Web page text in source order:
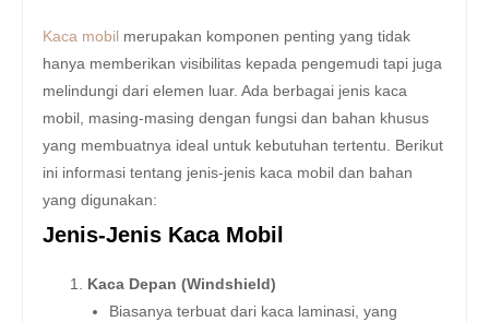
Kaca mobil merupakan komponen penting yang tidak
hanya memberikan visibilitas kepada pengemudi tapi juga
melindungi dari elemen luar. Ada berbagai jenis kaca
mobil, masing-masing dengan fungsi dan bahan khusus
yang membuatnya ideal untuk kebutuhan tertentu. Berikut
ini informasi tentang jenis-jenis kaca mobil dan bahan
yang digunakan:
Jenis-Jenis Kaca Mobil
Kaca Depan (Windshield)
Biasanya terbuat dari kaca laminasi, yang